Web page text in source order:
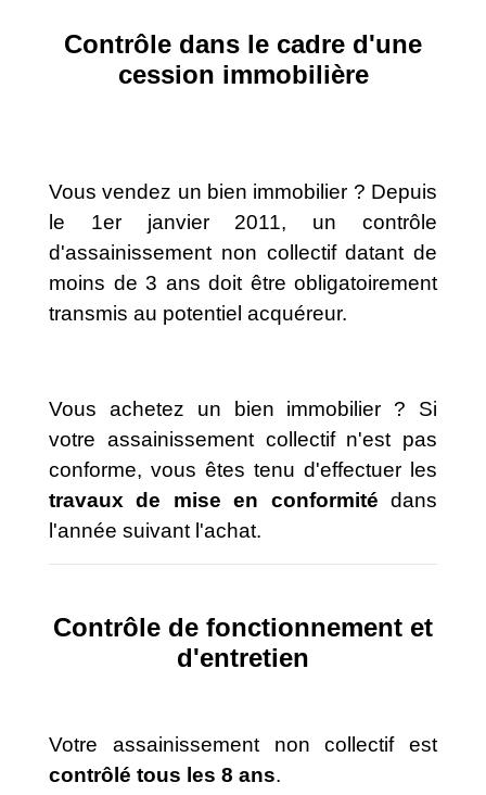
Contrôle dans le cadre d'une
cession immobilière
Vous vendez un bien immobilier ? Depuis
le 1er janvier 2011, un contrôle
d'assainissement non collectif datant de
moins de 3 ans doit être obligatoirement
transmis au potentiel acquéreur.
Vous achetez un bien immobilier ? Si
votre assainissement collectif n'est pas
conforme, vous êtes tenu d'effectuer les
travaux de mise en conformité dans
l'année suivant l'achat.
Contrôle de fonctionnement et
d'entretien
Votre assainissement non collectif est
contrôlé tous les 8 ans.